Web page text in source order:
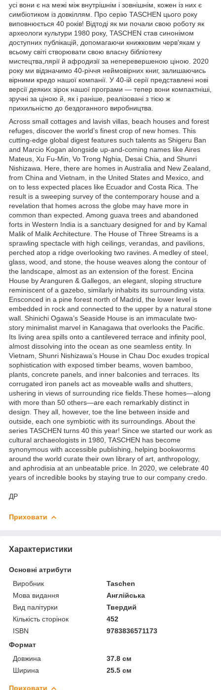
усі вони є на межі між внутрішнім і зовнішнім, кожен із них є
симбіотиком із довкіллям. Про серію TASCHEN цього року
виповнюється 40 років! Відтоді як ми почали свою роботу як
археологи культури 1980 року, TASCHEN став синонімом
доступних публікацій, допомагаючи книжковим черв'якам у
всьому світі створювати свою власну бібліотеку
мистецтва,лярії й афродизії за неперевершеною ціною. 2020
року ми відзначимо 40-річчя неймовірних книг, залишаючись
вірними кредо нашої компанії. У 40-ій серії представлені нові
версії деяких зірок нашої програми — тепер вони компактніші,
зручні за ціною й, як і раніше, реалізовані з тією ж
прихильністю до бездоганного виробництва.
Across small cottages and lavish villas, beach houses and forest
refuges, discover the world’s finest crop of new homes. This
cutting-edge global digest features such talents as Shigeru Ban
and Marcio Kogan alongside up-and-coming names like Aires
Mateus, Xu Fu-Min, Vo Trong Nghia, Desai Chia, and Shunri
Nishizawa. Here, there are homes in Australia and New Zealand,
from China and Vietnam, in the United States and Mexico, and
on to less expected places like Ecuador and Costa Rica. The
result is a sweeping survey of the contemporary house and a
revelation that homes across the globe may have more in
common than expected. Among guava trees and abandoned
forts in Western India is a sanctuary designed for and by Kamal
Malik of Malik Architecture. The House of Three Streams is a
sprawling spectacle with high ceilings, verandas, and pavilions,
perched atop a ridge overlooking two ravines. A medley of steel,
glass, wood, and stone, the house weaves along the contour of
the landscape, almost as an extension of the forest. Encina
House by Aranguren & Gallegos, an elegant, sloping structure
reminiscent of a gazebo, similarly inhabits its surrounding vista.
Ensconced in a pine forest north of Madrid, the lower level is
embedded in rock and connected to the upper by a natural stone
wall. Shinichi Ogawa’s Seaside House is an immaculate two-
story minimalist marvel in Kanagawa that overlooks the Pacific.
Its living area spills onto a cantilevered terrace and infinity pool,
almost dissolving into the ocean as one seamless entity. In
Vietnam, Shunri Nishizawa’s House in Chau Doc exudes tropical
sophistication with exposed timber beams, woven bamboo,
plants, concrete panels, and inner balconies and terraces. Its
corrugated iron panels act as moveable walls and shutters,
ushering in views of surrounding rice fields.These homes―along
with more than 50 others―are each remarkably distinct in
design. They all, however, toe the line between inside and
outside, each one symbiotic with its surroundings. About the
series TASCHEN turns 40 this year! Since we started our work as
cultural archaeologists in 1980, TASCHEN has become
synonymous with accessible publishing, helping bookworms
around the world curate their own library of art, anthropology,
and aphrodisia at an unbeatable price. In 2020, we celebrate 40
years of incredible books by staying true to our company credo.
ДР
Приховати
Характеристики
Основні атрибути
Виробник
Taschen
Мова видання
Англійська
Вид палітурки
Твердий
Кількість сторінок
452
ISBN
9783836571173
Формат
Довжина
37.8 см
Ширина
25.5 см
Приховати